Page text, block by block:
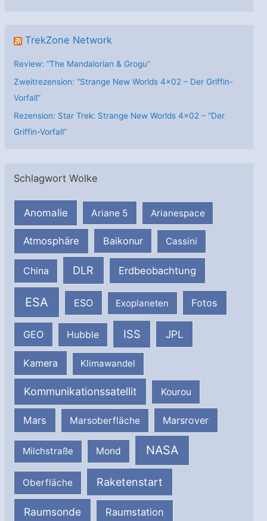
TrekZone Network
Review: “The Mandalorian & Grogu”
Zweitrezension: “Strange New Worlds 4×02 – Der Griffin-
Vorfall”
Rezension: Star Trek: Strange New Worlds 4×02 – “Der
Griffin-Vorfall”
Schlagwort Wolke
Anomalie Ariane 5 Arianespace
Atmosphäre Baikonur Cassini
China DLR Erdbeobachtung
ESA ESO Exoplaneten Fotos
GEO Hubble ISS JPL
Kamera Klimawandel
Kommunikationssatellit Kourou
Mars Marsoberfläche Marsrover
Milchstraße Mond NASA
Oberfläche Raketenstart
Raumsonde Raumstation